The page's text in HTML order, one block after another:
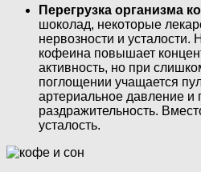
Перегрузка организма
шоколад, некоторые
нервозности и
кофеина повышает
активность, но при
поглощении учащается
артериальное давление и
раздражительность.
усталость.